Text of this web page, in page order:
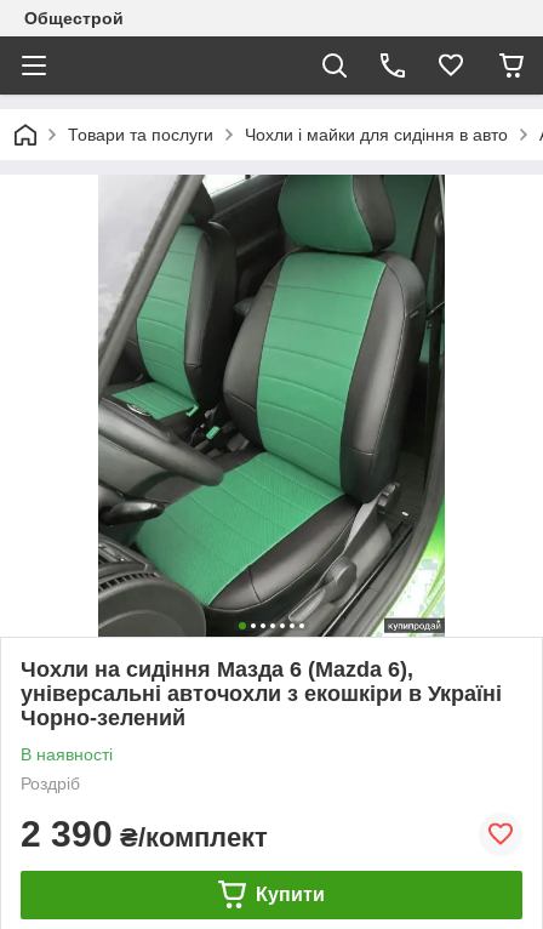
Общестрой
Товари та послуги Чохли і майки для сидіння в авто
Чохли на сидіння Мазда 6 (Mazda 6),
універсальні авточохли з екошкіри в Україні
Чорно-зелений
В наявності
Роздріб
2 390 ₴/комплект
Купити